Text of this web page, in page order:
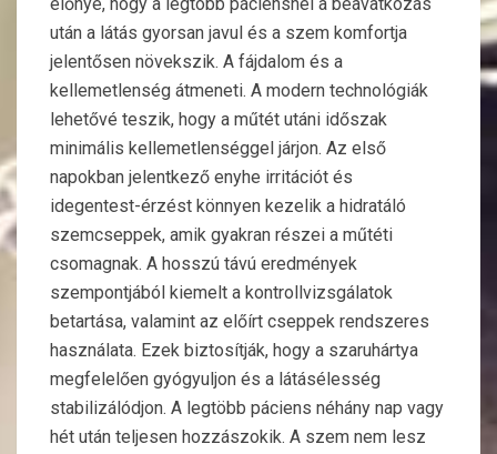
előnye, hogy a legtöbb páciensnél a beavatkozás
után a látás gyorsan javul és a szem komfortja
jelentősen növekszik. A fájdalom és a
kellemetlenség átmeneti. A modern technológiák
lehetővé teszik, hogy a műtét utáni időszak
minimális kellemetlenséggel járjon. Az első
napokban jelentkező enyhe irritációt és
idegentest-érzést könnyen kezelik a hidratáló
szemcseppek, amik gyakran részei a műtéti
csomagnak. A hosszú távú eredmények
szempontjából kiemelt a kontrollvizsgálatok
betartása, valamint az előírt cseppek rendszeres
használata. Ezek biztosítják, hogy a szaruhártya
megfelelően gyógyuljon és a látásélesség
stabilizálódjon. A legtöbb páciens néhány nap vagy
hét után teljesen hozzászokik. A szem nem lesz